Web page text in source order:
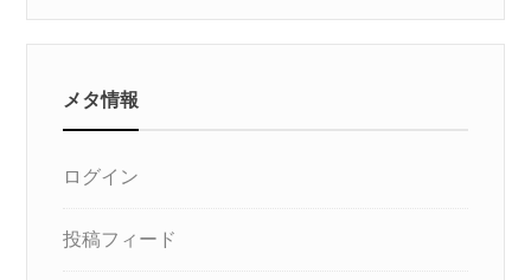
メタ情報
ログイン
投稿フィード